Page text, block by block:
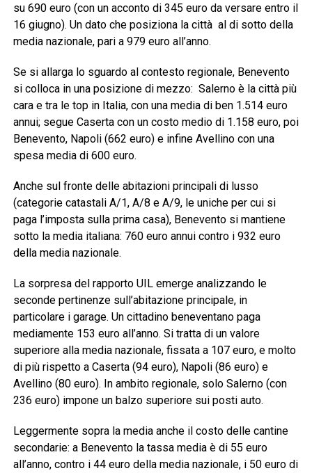
su 690 euro (con un acconto di 345 euro da versare entro il
16 giugno). Un dato che posiziona la città al di sotto della
media nazionale, pari a 979 euro all’anno.
Se si allarga lo sguardo al contesto regionale, Benevento
si colloca in una posizione di mezzo: Salerno è la città più
cara e tra le top in Italia, con una media di ben 1.514 euro
annui; segue Caserta con un costo medio di 1.158 euro, poi
Benevento, Napoli (662 euro) e infine Avellino con una
spesa media di 600 euro.
Anche sul fronte delle abitazioni principali di lusso
(categorie catastali A/1, A/8 e A/9, le uniche per cui si
paga l’imposta sulla prima casa), Benevento si mantiene
sotto la media italiana: 760 euro annui contro i 932 euro
della media nazionale.
La sorpresa del rapporto UIL emerge analizzando le
seconde pertinenze sull’abitazione principale, in
particolare i garage. Un cittadino beneventano paga
mediamente 153 euro all’anno. Si tratta di un valore
superiore alla media nazionale, fissata a 107 euro, e molto
di più rispetto a Caserta (94 euro), Napoli (86 euro) e
Avellino (80 euro). In ambito regionale, solo Salerno (con
236 euro) impone un balzo superiore sui posti auto.
Leggermente sopra la media anche il costo delle cantine
secondarie: a Benevento la tassa media è di 55 euro
all’anno, contro i 44 euro della media nazionale, i 50 euro di